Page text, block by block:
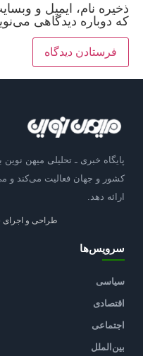
ذخیره نام، ایمیل و
که دوباره دیدگاهی
پایگاه خبری ـ تحلیلی میهن
کشور و جهان فعالیت می‌کند و
ارائه دهد.
طراحی و اجرای
سرویس‌ها
سیاسی
اقتصادی
اجتماعی
بین‌الملل